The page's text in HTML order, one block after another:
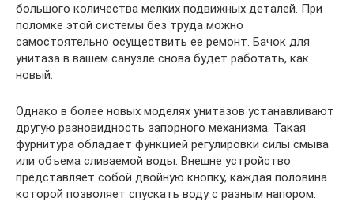
большого количества мелких подвижных деталей. При
поломке этой системы без труда можно
самостоятельно осуществить ее ремонт. Бачок для
унитаза в вашем санузле снова будет работать, как
новый.
Однако в более новых моделях унитазов устанавливают
другую разновидность запорного механизма. Такая
фурнитура обладает функцией регулировки силы смыва
или объема сливаемой воды. Внешне устройство
представляет собой двойную кнопку, каждая половина
которой позволяет спускать воду с разным напором.